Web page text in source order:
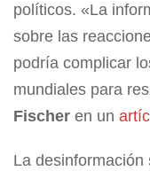
políticos. «La
sobre las
podría complicar
mundiales para
Fischer en un
La